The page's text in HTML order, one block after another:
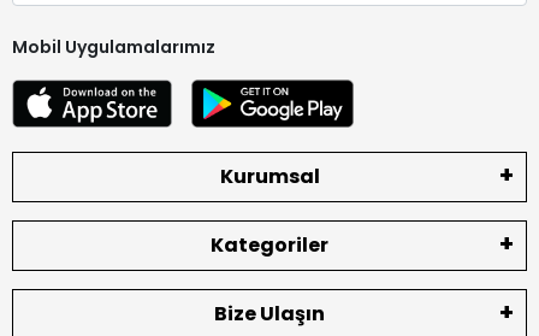
Mobil Uygulamalarımız
Kurumsal
Kategoriler
Bize Ulaşın